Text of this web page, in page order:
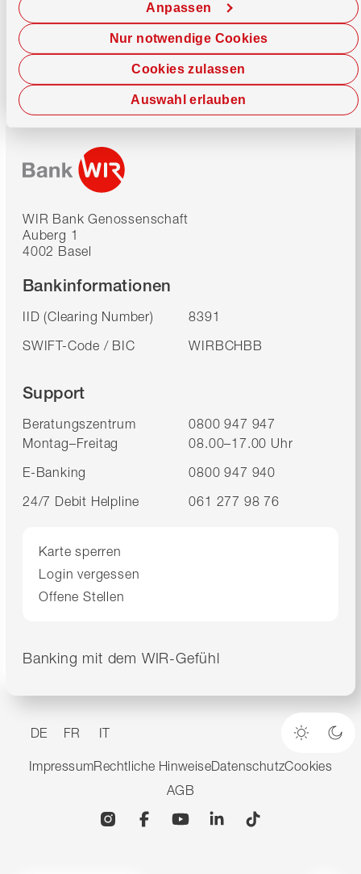
Cookies zulassen
Anpassen
Auswahl erlauben
Nur notwendige Cookies
Jetzt chatten
WIR Bank Genossenschaft
Auberg 1
4002 Basel
Bankinformationen
IID (Clearing Number)
8391
SWIFT-Code / BIC
WIRBCHBB
Support
Beratungszentrum
0800 947 947
Montag–Freitag
08.00–17.00 Uhr
E-Banking
0800 947 940
24/7 Debit Helpline
061 277 98 76
Karte sperren
Login vergessen
Offene Stellen
Banking mit dem WIR-Gefühl
DE FR IT
Heller
ImpressumRechtliche HinweiseDatenschutzCookies
AGB
InstagramFacebookYouTubeLinkedin